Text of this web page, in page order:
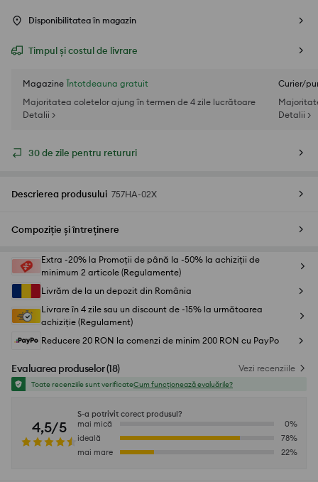
Disponibilitatea în magazin
Timpul și costul de livrare
Magazine Întotdeauna gratuit
Majoritatea coletelor ajung în termen de 4 zile lucrătoare
Detalii >
Curier/
Detalii >
30 de zile pentru retururi
Descrierea produsului 757HA-02X
Compoziție și întreținere
Extra -20% la Promoții de până la -50% la achiziții de
minimum 2 articole (Regulamente)
Livrăm de la un depozit din România
Livrare în 4 zile sau un discount de -15% la următoarea
achiziție (Regulament)
Reducere 20 RON la comenzi de minim 200 RON cu PayPo
Evaluarea produselor(18) Vezi recenziile
Toate recenziile sunt verificateCum funcționează evaluările?
4,5/5
S-a potrivit corect produsul?
mai mică
0%
ideală
78%
mai mare
22%